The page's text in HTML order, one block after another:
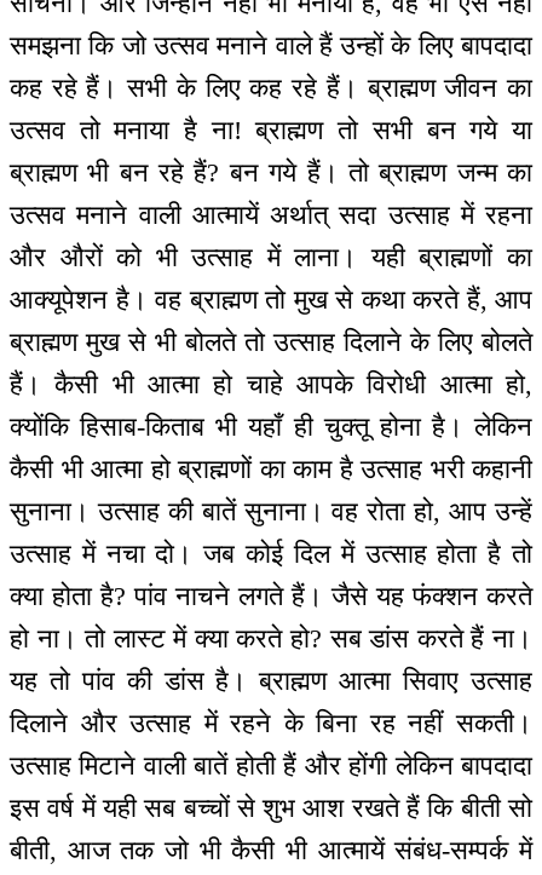
समझना कि जो उत्सव मनाने वाले हैं उन्हों के लिए बापदादा
कह रहे हैं। सभी के लिए कह रहे हैं। ब्राह्मण जीवन का
उत्सव तो मनाया है ना! ब्राह्मण तो सभी बन गये या
ब्राह्मण भी बन रहे हैं? बन गये हैं। तो ब्राह्मण जन्म का
उत्सव मनाने वाली आत्मायें अर्थात् सदा उत्साह में रहना
और औरों को भी उत्साह में लाना। यही ब्राह्मणों का
आक्यूपेशन है। वह ब्राह्मण तो मुख से कथा करते हैं, आप
ब्राह्मण मुख से भी बोलते तो उत्साह दिलाने के लिए बोलते
हैं। कैसी भी आत्मा हो चाहे आपके विरोधी आत्मा हो,
क्योंकि हिसाब-किताब भी यहाँ ही चुक्तू होना है। लेकिन
कैसी भी आत्मा हो ब्राह्मणों का काम है उत्साह भरी कहानी
सुनाना। उत्साह की बातें सुनाना। वह रोता हो, आप उन्हें
उत्साह में नचा दो। जब कोई दिल में उत्साह होता है तो
क्या होता है? पांव नाचने लगते हैं। जैसे यह फंक्शन करते
हो ना। तो लास्ट में क्या करते हो? सब डांस करते हैं ना।
यह तो पांव की डांस है। ब्राह्मण आत्मा सिवाए उत्साह
दिलाने और उत्साह में रहने के बिना रह नहीं सकती।
उत्साह मिटाने वाली बातें होती हैं और होंगी लेकिन बापदादा
इस वर्ष में यही सब बच्चों से शुभ आश रखते हैं कि बीती सो
बीती, आज तक जो भी कैसी भी आत्मायें संबंध-सम्पर्क में